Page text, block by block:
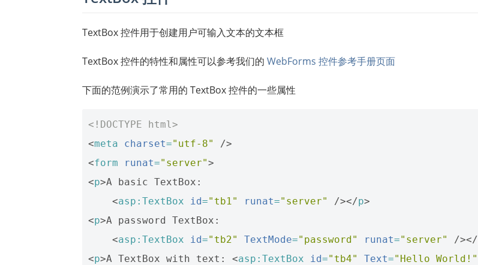
TextBox 控件用于创建用户可输入文本的文本框
TextBox 控件的特性和属性可以参考我们的 WebForms 控件参考手册页面
下面的范例演示了常用的 TextBox 控件的一些属性
<!DOCTYPE html>
<meta charset="utf-8"
/>
<form runat="server">
<p>A basic TextBox:
<asp:TextBox id="tb1" runat="server" /></p>
<p>A password TextBox:
<asp:TextBox id="tb2" TextMode="password" runat="server" /></
<p>A TextBox with text: <asp:TextBox id="tb4" Text="Hello World!"